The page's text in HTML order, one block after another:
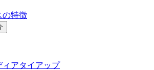
の特徴
ィアタイアップ